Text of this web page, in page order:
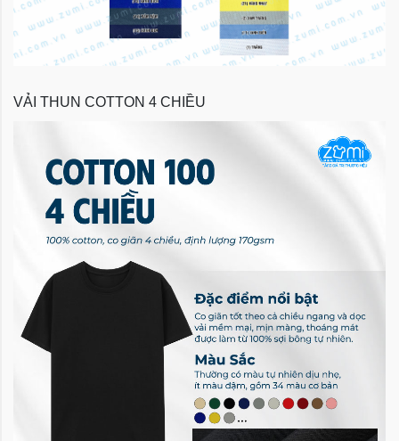
VẢI THUN COTTON 4 CHIỀU